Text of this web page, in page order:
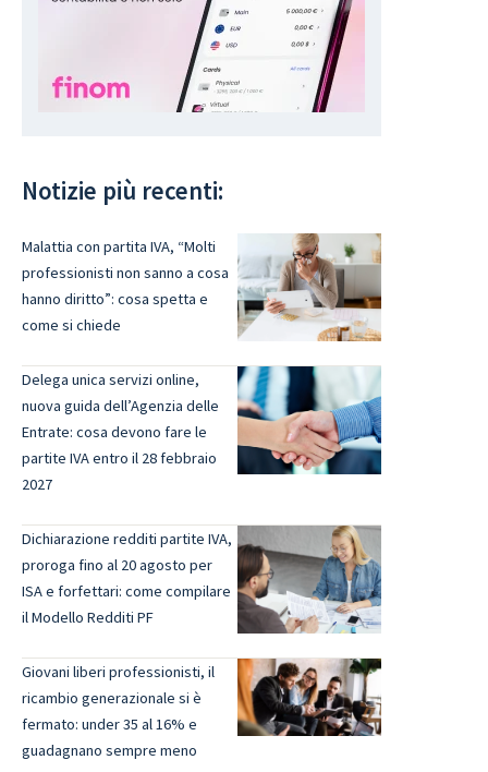
Notizie più recenti:
Malattia con partita IVA, “Molti
professionisti non sanno a cosa
hanno diritto”: cosa spetta e
come si chiede
Delega unica servizi online,
nuova guida dell’Agenzia delle
Entrate: cosa devono fare le
partite IVA entro il 28 febbraio
2027
Dichiarazione redditi partite IVA,
proroga fino al 20 agosto per
ISA e forfettari: come compilare
il Modello Redditi PF
Giovani liberi professionisti, il
ricambio generazionale si è
fermato: under 35 al 16% e
guadagnano sempre meno